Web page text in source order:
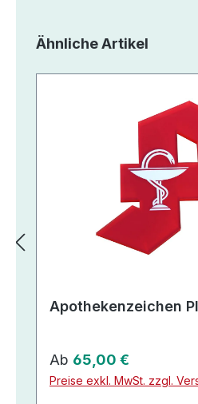
Produktgalerie überspringen
Ähnliche Artikel
Apothekenzeichen
Regulärer Preis:
Ab 65,00 €
Preise exkl. MwSt. zzgl.